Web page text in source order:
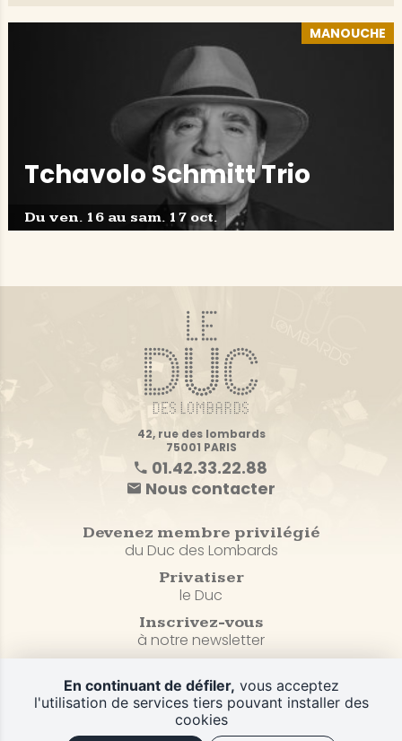
MANOUCHE
Tchavolo Schmitt Trio
Du ven. 16 au sam. 17 oct.
42, rue des lombards
75001 PARIS
01.42.33.22.88
Nous contacter
Devenez membre privilégié
du Duc des Lombards
Privatiser
le Duc
Inscrivez-vous
à notre newsletter
Plan du site
CGV et Politique de confidentialité
Mentions légales
En continuant de défiler, vous acceptez
l'utilisation de services tiers pouvant installer des
cookies